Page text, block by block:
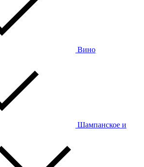
Вино
Шампанское и